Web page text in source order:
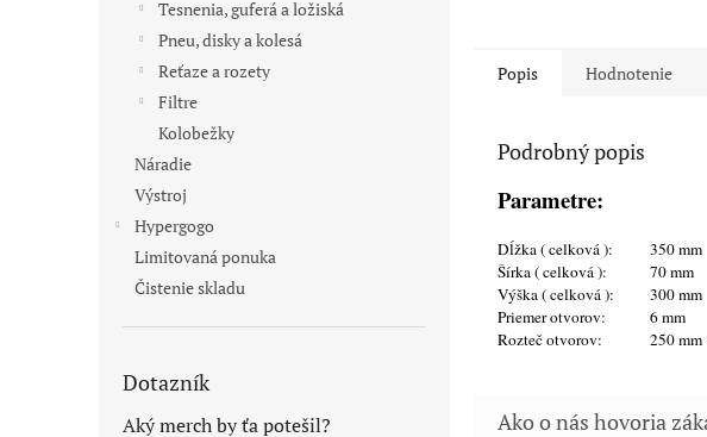
Tesnenia, guferá a ložiská
Pneu, disky a kolesá
Reťaze a rozety
Filtre
Kolobežky
Náradie
Výstroj
Hypergogo
Limitovaná ponuka
Čistenie skladu
Dotazník
Aký merch by ťa potešil?
Popis Hodnotenie
Podrobný popis
Parametre:
Dĺžka ( celková ):
350 mm
Šírka ( celková ):
70 mm
Výška ( celková ):
300 mm
Priemer otvorov:
6 mm
Rozteč otvorov:
250 mm